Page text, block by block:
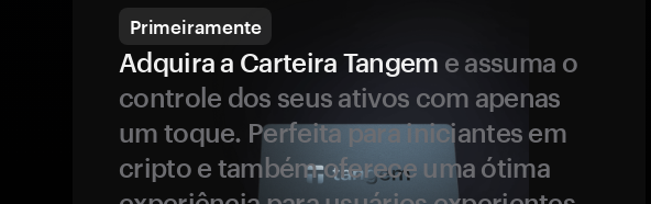
Primeiramente
Adquira a Carteira Tangem e assuma o
controle dos seus ativos com apenas
um toque. Perfeita para iniciantes em
cripto e também oferece uma ótima